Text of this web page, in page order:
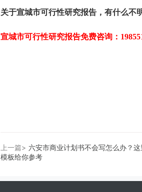
关于宣城市可行性研究报告 ，有什么不
宣城市可行性研究报告免费咨询：
上一篇> 六安市商业计划书不会写怎么办？
模板给你参考